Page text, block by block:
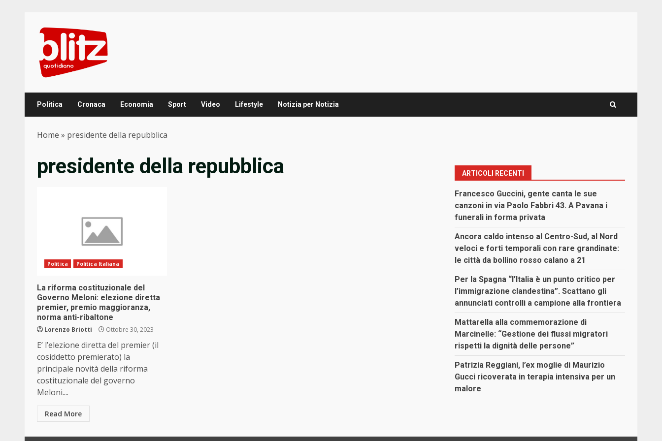
content
Politica Cronaca Economia Sport Video Lifestyle Notizia per Notizia
Home » presidente della repubblica
presidente della repubblica
Politica Politica Italiana
La riforma costituzionale del
Governo Meloni: elezione diretta
premier, premio maggioranza,
norma anti-ribaltone
Lorenzo Briotti Ottobre 30, 2023
E’ l’elezione diretta del premier (il
cosiddetto premierato) la
principale novità della riforma
costituzionale del governo
Meloni....
Read More
ARTICOLI RECENTI
Francesco Guccini, gente canta le sue
canzoni in via Paolo Fabbri 43. A Pavana i
funerali in forma privata
Ancora caldo intenso al Centro-Sud, al Nord
veloci e forti temporali con rare grandinate:
le città da bollino rosso calano a 21
Per la Spagna “l’Italia è un punto critico per
l’immigrazione clandestina”. Scattano gli
annunciati controlli a campione alla frontiera
Mattarella alla commemorazione di
Marcinelle: “Gestione dei flussi migratori
rispetti la dignità delle persone”
Patrizia Reggiani, l’ex moglie di Maurizio
Gucci ricoverata in terapia intensiva per un
malore